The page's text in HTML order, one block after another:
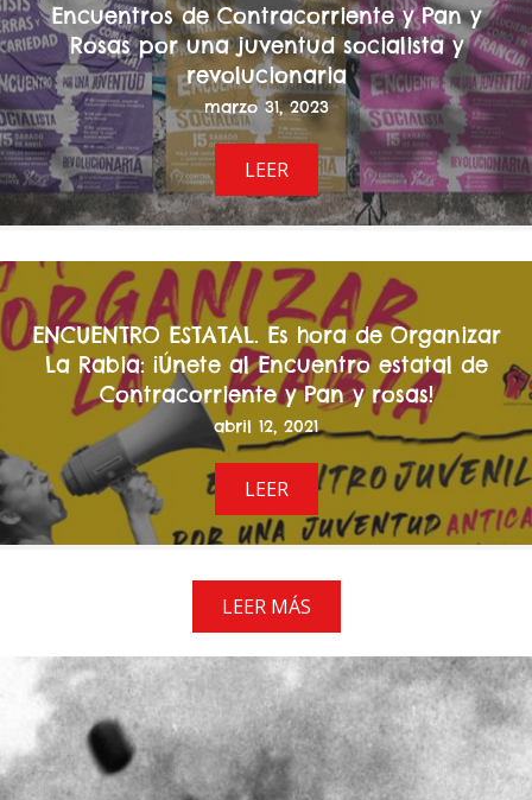
Encuentros de Contracorriente y Pan y
Rosas por una juventud socialista y
revolucionaria
marzo 31, 2023
LEER
ENCUENTRO ESTATAL. Es hora de Organizar
La Rabia: ¡Únete al Encuentro estatal de
Contracorriente y Pan y rosas!
abril 12, 2021
LEER
LEER MÁS